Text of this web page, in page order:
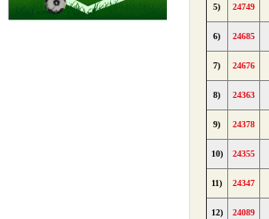
5) 24749
6) 24685
7) 24676
8) 24363
9) 24378
10) 24355
11) 24347
12) 24089